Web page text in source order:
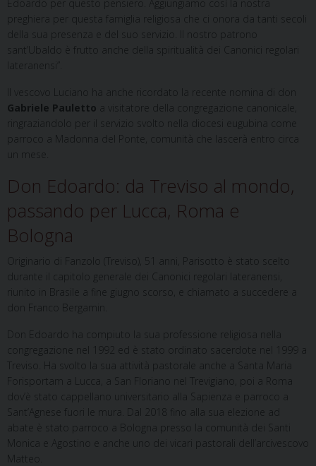
Edoardo per questo pensiero. Aggiungiamo così la nostra
preghiera per questa famiglia religiosa che ci onora da tanti secoli
della sua presenza e del suo servizio. Il nostro patrono
sant’Ubaldo è frutto anche della spiritualità dei Canonici regolari
lateranensi”.
Il vescovo Luciano ha anche ricordato la recente nomina di don
Gabriele Pauletto a visitatore della congregazione canonicale,
ringraziandolo per il servizio svolto nella diocesi eugubina come
parroco a Madonna del Ponte, comunità che lascerà entro circa
un mese.
Don Edoardo: da Treviso al mondo,
passando per Lucca, Roma e
Bologna
Originario di Fanzolo (Treviso), 51 anni, Parisotto è stato scelto
durante il capitolo generale dei Canonici regolari lateranensi,
riunito in Brasile a fine giugno scorso, e chiamato a succedere a
don Franco Bergamin.
Don Edoardo ha compiuto la sua professione religiosa nella
congregazione nel 1992 ed è stato ordinato sacerdote nel 1999 a
Treviso. Ha svolto la sua attività pastorale anche a Santa Maria
Forisportam a Lucca, a San Floriano nel Trevigiano, poi a Roma
dov’è stato cappellano universitario alla Sapienza e parroco a
Sant’Agnese fuori le mura. Dal 2018 fino alla sua elezione ad
abate è stato parroco a Bologna presso la comunità dei Santi
Monica e Agostino e anche uno dei vicari pastorali dell’arcivescovo
Matteo.